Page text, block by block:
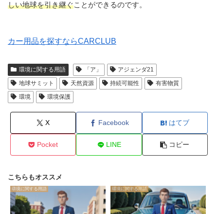
しい地球を引き継ぐことができるのです。
カー用品を探すならCARCLUB
環境に関する用語 「ア」
アジェンダ21
地球サミット
天然資源 持続可能性
有害物質
環境
環境保護
X Facebook はてブ
Pocket LINE コピー
こちらもオススメ
環境に関する用語 環境に関する用語